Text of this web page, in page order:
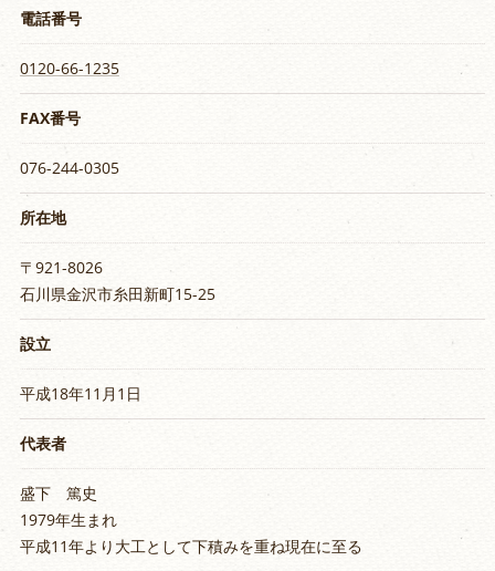
電話番号
0120-66-1235
FAX番号
076-244-0305
所在地
〒921-8026
石川県金沢市糸田新町15-25
設立
平成18年11月1日
代表者
盛下 篤史
1979年生まれ
平成11年より大工として下積みを重ね現在に至る